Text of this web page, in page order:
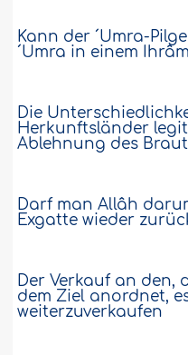
Kann der ´Umra-
´Umra in einem
Die
Herkunftsländer
Ablehnung des
Darf man Allâh
Exgatte wieder
Der Verkauf an den,
dem Ziel anordnet,
weiterzuverkaufen